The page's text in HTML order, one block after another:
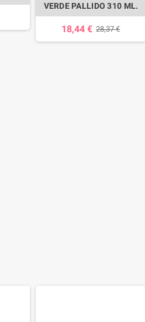
VERDE PALLIDO 310 ML.
18,44 € 28,37 €